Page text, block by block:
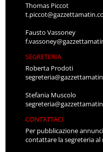
Thomas Piccot
Fausto Vassoney
SEGRETERIA
Roberta Prodoti
Stefania Muscolo
CONTATTACI
Per pubblicazione
contattare la segreteria al